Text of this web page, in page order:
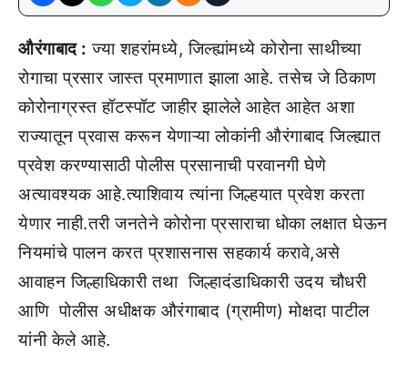
औरंगाबाद : ज्या शहरांमध्ये, जिल्ह्यांमध्ये कोरोना साथीच्या
रोगाचा प्रसार जास्त प्रमाणात झाला आहे. तसेच जे ठिकाण
कोरोनाग्रस्त हॉटस्पॉट जाहीर झालेले आहेत आहेत अशा
राज्यातून प्रवास करून येणाऱ्या लोकांनी औरंगाबाद जिल्ह्यात
प्रवेश करण्यासाठी पोलीस प्रसानाची परवानगी घेणे
अत्यावश्यक आहे.त्याशिवाय त्यांना जिल्हयात प्रवेश करता
येणार नाही.तरी जनतेने कोरोना प्रसाराचा धोका लक्षात घेऊन
नियमांचे पालन करत प्रशासनास सहकार्य करावे,असे
आवाहन जिल्हाधिकारी तथा जिल्हादंडाधिकारी उदय चौधरी
आणि पोलीस अधीक्षक औरंगाबाद (ग्रामीण) मोक्षदा पाटील
यांनी केले आहे.